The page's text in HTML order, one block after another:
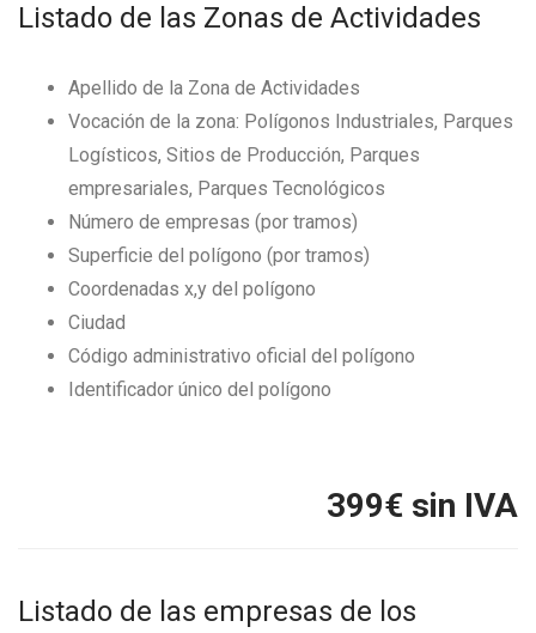
Listado de las Zonas de Actividades
Apellido de la Zona de Actividades
Vocación de la zona: Polígonos Industriales, Parques
Logísticos, Sitios de Producción, Parques
empresariales, Parques Tecnológicos
Número de empresas (por tramos)
Superficie del polígono (por tramos)
Coordenadas x,y del polígono
Ciudad
Código administrativo oficial del polígono
Identificador único del polígono
399€ sin IVA
Listado de las empresas de los